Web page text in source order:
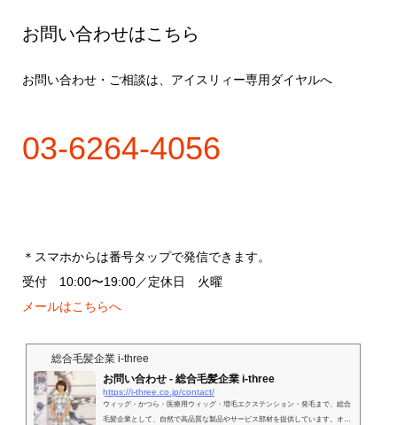
お問い合わせはこちら
お問い合わせ・ご相談は、アイスリィー専用ダイヤルへ
03-6264-4056
＊スマホからは番号タップで発信できます。
受付 10:00〜19:00／定休日 火曜
メールはこちらへ
総合毛髪企業 i-three
お問い合わせ - 総合毛髪企業 i-three
https://i-three.co.jp/contact/
ウィッグ・かつら・医療用ウィッグ・増毛エクステンション・発毛まで、総合
毛髪企業として、自然で高品質な製品やサービス部材を提供しています。オリ